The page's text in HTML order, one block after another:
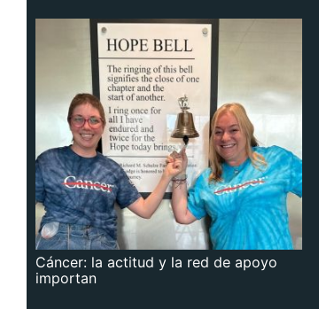
Cáncer: la actitud y la red de apoyo
importan